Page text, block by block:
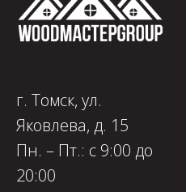
г. Томск, ул.
Яковлева, д. 15
Пн. – Пт.: с 9:00 до
20:00